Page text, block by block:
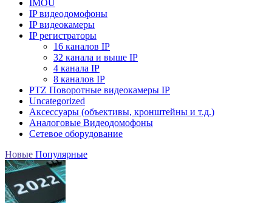
IMOU
IP видеодомофоны
IP видеокамеры
IP регистраторы
16 каналов IР
32 канала и выше IР
4 канала IР
8 каналов IР
PTZ Поворотные видеокамеры IP
Uncategorized
Аксессуары (объективы, кронштейны и т.д.)
Аналоговые Видеодомофоны
Сетевое оборудование
Новые Популярные